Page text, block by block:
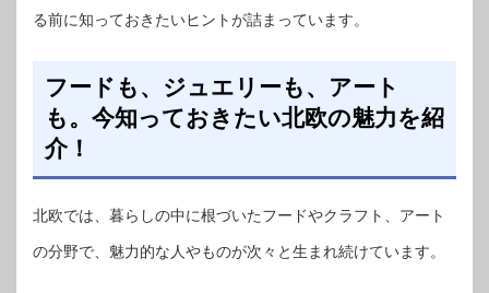
る前に知っておきたいヒントが詰まっています。
フードも、ジュエリーも、アート
も。今知っておきたい北欧の魅力を紹
介！
北欧では、暮らしの中に根づいたフードやクラフト、アート
の分野で、魅力的な人やものが次々と生まれ続けています。